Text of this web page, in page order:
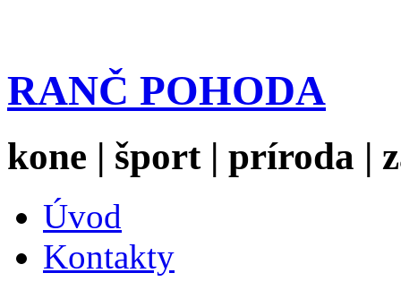
RANČ POHODA
kone | šport | príroda |
Úvod
Kontakty